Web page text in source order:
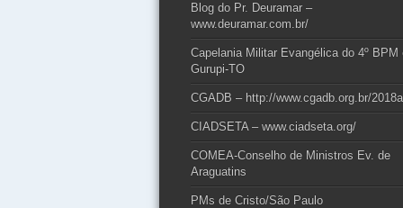
Blog do Pr. Deuramar –
www.deuramar.com.br/
Capelania Militar Evangélica do 4º BPM
Gurupi-TO
CGADB – http://www.cgadb.org.br/
CIADSETA – www.ciadseta.org/
COMEA-Conselho de Ministros Ev. de
Araguatins
PMs de Cristo/São Paulo